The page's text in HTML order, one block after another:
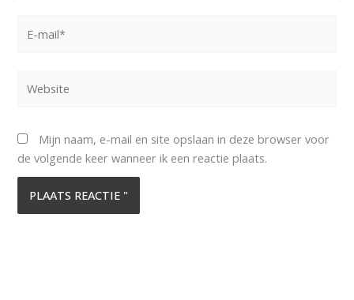
mail*
Mijn naam, e-mail en site opslaan in deze browser voor
de volgende keer wanneer ik een reactie plaats.